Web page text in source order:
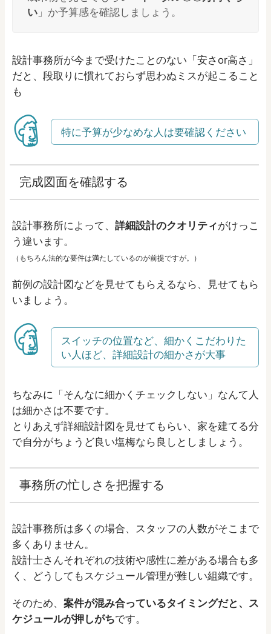
い 」か予算感を確認しましょう。
設計事務所が今まで受けたことのない「安さor高さ」
だと、段取りに慣れておらず思わぬミスが起こること
も
特に予算が少なめな人は要確認ください
完成図面を確認する
設計事務所によって、 詳細設計のクオリティがけっこ
う違います。
（もちろん法的な要件は満たしているのが前提ですが。）
前例の設計図などを見せてもらえるなら、見せてもら
いましょう。
スイッチの位置など、細かくこだわりた
い人ほど、詳細設計の細かさが大事
ちなみに「そんなに細かくチェックしない」なんて人
は細かさは不要です。
とりあえず詳細設計図を見せてもらい、家を建てる分
で自分がちょうど良い塩梅なら良しとしましょう。
事務所の忙しさを把握する
設計事務所は多くの場合、スタッフの人数がそこまで
多くありません。
設計士さんそれぞれの技術や感性に差がある場合も多
く、どうしてもスケジュール管理が難しい組織です。
そのため、 案件が混み合っているタイミングだと、ス
ケジュールが押しがちです。